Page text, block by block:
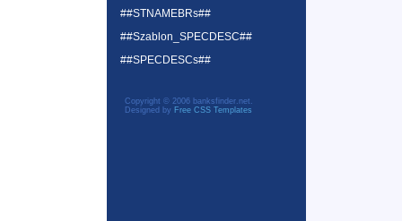
##STNAMEBRs##
##Szablon_SPECDESC##
##SPECDESCs##
Copyright © 2006 banksfinder.net.
Designed by Free CSS Templates